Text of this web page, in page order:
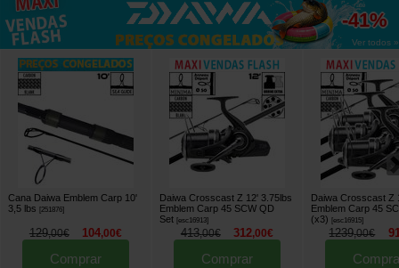
até
-41%
Ver todos »
Cana Daiwa Emblem Carp 10'
3,5 lbs
[251876]
129,00€ 104,00€
Comprar
Daiwa Crosscast Z 12' 3.75lbs
Emblem Carp 45 SCW QD
Set [esc16913]
413,00€ 312,00€
Comprar
Daiwa Crosscast Z
Emblem Carp 45
(x3)
[esc16915]
1239,00€